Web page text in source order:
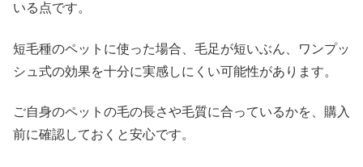
いる点です。
短毛種のペットに使った場合、毛足が短いぶん、ワンプッ
シュ式の効果を十分に実感しにくい可能性があります。
ご自身のペットの毛の長さや毛質に合っているかを、購入
前に確認しておくと安心です。